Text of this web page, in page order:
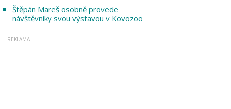
Štěpán Mareš osobně provede
návštěvníky svou výstavou v Kovozoo